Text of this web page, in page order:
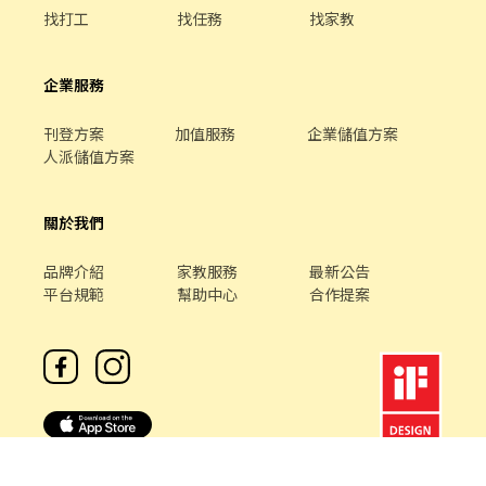
找打工 找任務 找家教
企業服務
刊登方案 加值服務
企業儲值方案
人派儲值方案
關於我們
品牌介紹 家教服務
最新公告
平台規範
幫助中心 合作提案